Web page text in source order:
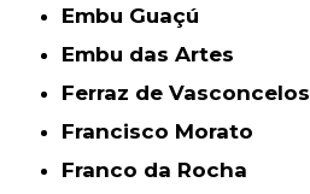
Embu Guaçú
Embu das Artes
Ferraz de Vasconcelos
Francisco Morato
Franco da Rocha